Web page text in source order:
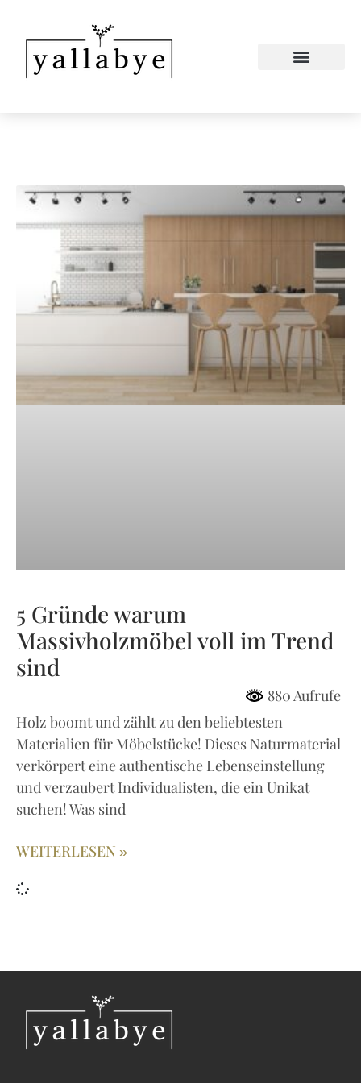
5 Gründe warum
Massivholzmöbel voll im Trend
sind
880 Aufrufe
Holz boomt und zählt zu den beliebtesten
Materialien für Möbelstücke! Dieses Naturmaterial
verkörpert eine authentische Lebenseinstellung
und verzaubert Individualisten, die ein Unikat
suchen! Was sind
WEITERLESEN »